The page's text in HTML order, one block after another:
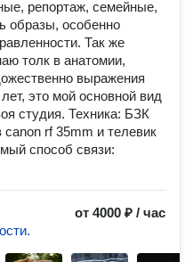
репортаж, семейные,
образы, особенно
Так же
толк в анатомии,
выражения
это мой основной вид
студия. Техника: БЗК
rf 35mm и телевик
способ связи:
от 4000 ₽ / час